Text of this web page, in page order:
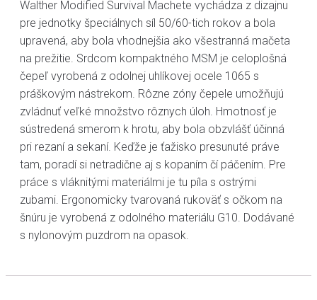
Walther Modified Survival Machete vychádza z dizajnu
pre jednotky špeciálnych síl 50/60-tich rokov a bola
upravená, aby bola vhodnejšia ako všestranná mačeta
na prežitie. Srdcom kompaktného MSM je celoplošná
čepeľ vyrobená z odolnej uhlíkovej ocele 1065 s
práškovým nástrekom. Rôzne zóny čepele umožňujú
zvládnuť veľké množstvo rôznych úloh. Hmotnosť je
sústredená smerom k hrotu, aby bola obzvlášť účinná
pri rezaní a sekaní. Keďže je ťažisko presunuté práve
tam, poradí si netradične aj s kopaním čí páčením. Pre
práce s vláknitými materiálmi je tu píla s ostrými
zubami. Ergonomicky tvarovaná rukoväť s očkom na
šnúru je vyrobená z odolného materiálu G10. Dodávané
s nylonovým puzdrom na opasok.